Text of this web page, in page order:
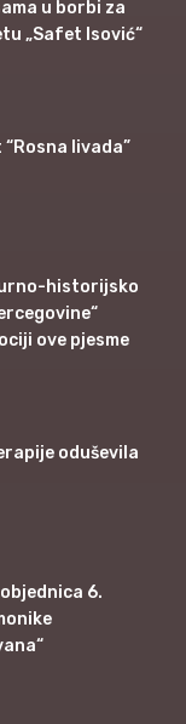
u borbi za
„Safet Isović“
livada”
historijsko
ove pjesme
oduševila
6.